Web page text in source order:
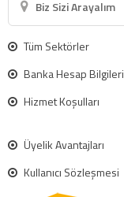
Biz Sizi Arayalım
Tüm Sektörler
Banka Hesap Bilgileri
Hizmet Koşulları
Üyelik Avantajları
Kullanıcı Sözleşmesi